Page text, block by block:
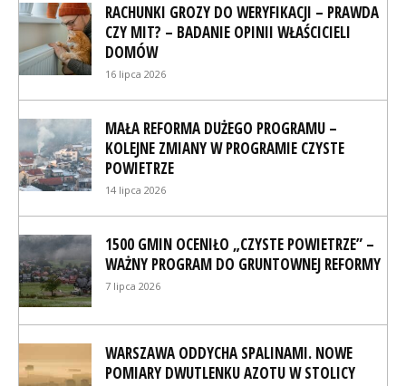
RACHUNKI GROZY DO WERYFIKACJI – PRAWDA
CZY MIT? – BADANIE OPINII WŁAŚCICIELI
DOMÓW
16 lipca 2026
MAŁA REFORMA DUŻEGO PROGRAMU –
KOLEJNE ZMIANY W PROGRAMIE CZYSTE
POWIETRZE
14 lipca 2026
1500 GMIN OCENIŁO „CZYSTE POWIETRZE” –
WAŻNY PROGRAM DO GRUNTOWNEJ REFORMY
7 lipca 2026
WARSZAWA ODDYCHA SPALINAMI. NOWE
POMIARY DWUTLENKU AZOTU W STOLICY